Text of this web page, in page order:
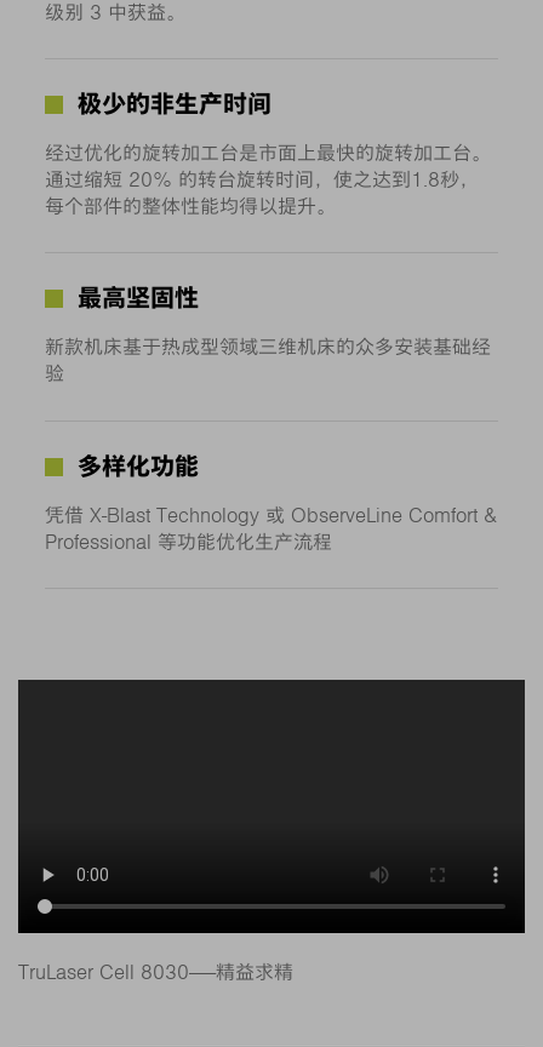
级别 3 中获益。
极少的非生产时间
经过优化的旋转加工台是市面上最快的旋转加工台。
通过缩短 20％ 的转台旋转时间，使之达到1.8秒，
每个部件的整体性能均得以提升。
最高坚固性
新款机床基于热成型领域三维机床的众多安装基础经
验
多样化功能
凭借 X-Blast Technology 或 ObserveLine Comfort &
Professional 等功能优化生产流程
TruLaser Cell 8030——精益求精